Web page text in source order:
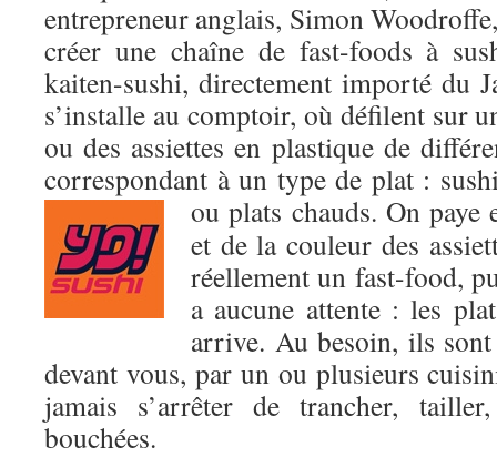
entrepreneur anglais, Simon
créer une chaîne de fast-foods à
kaiten-sushi, directement importé du
s’installe au comptoir, où défilent sur
ou des assiettes en plastique de
correspondant à un type de plat :
ou plats chauds. On
et de la couleur des
réellement un fast-food,
a aucune attente : les
arrive. Au besoin, ils
devant vous, par un ou plusieurs
jamais s’arrêter de trancher,
bouchées.